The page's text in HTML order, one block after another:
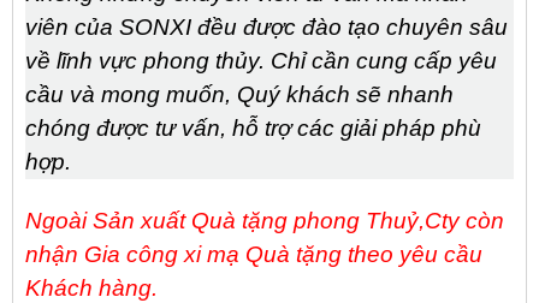
viên của SONXI đều được đào tạo chuyên sâu
về lĩnh vực phong thủy. Chỉ cần cung cấp yêu
cầu và mong muốn, Quý khách sẽ nhanh
chóng được tư vấn, hỗ trợ các giải pháp phù
hợp.
Ngoài Sản xuất Quà tặng phong Thuỷ,Cty còn
nhận Gia công xi mạ Quà tặng theo yêu cầu
Khách hàng.